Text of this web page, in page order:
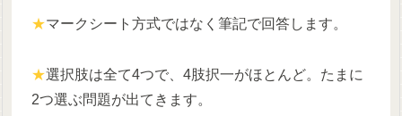
★マークシート方式ではなく筆記で回答します。
★選択肢は全て4つで、4肢択一がほとんど。たまに
2つ選ぶ問題が出てきます。